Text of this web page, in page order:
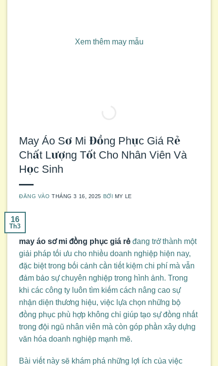
Xem thêm may mẫu
May Áo Sơ Mi Đồng Phục Giá Rẻ
Chất Lượng Tốt Cho Nhân Viên Và
Học Sinh
ĐĂNG VÀOTHÁNG 3 16, 2025 BỞI MY LE
16
Th3
may áo sơ mi đồng phục giá rẻ đang trở thành một
giải pháp tối ưu cho nhiều doanh nghiệp hiện nay,
đặc biệt trong bối cảnh cần tiết kiệm chi phí mà vẫn
đảm bảo sự chuyên nghiệp trong hình ảnh. Trong
khi các công ty luôn tìm kiếm cách nâng cao sự
nhận diện thương hiệu, việc lựa chọn những bộ
đồng phục phù hợp không chỉ giúp tạo sự đồng nhất
trong đội ngũ nhân viên mà còn góp phần xây dựng
văn hóa doanh nghiệp mạnh mẽ.
Bài viết này sẽ khám phá những lợi ích của việc